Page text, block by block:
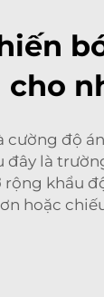
cho
cường độ
đây là
rộng khẩu
hoặc